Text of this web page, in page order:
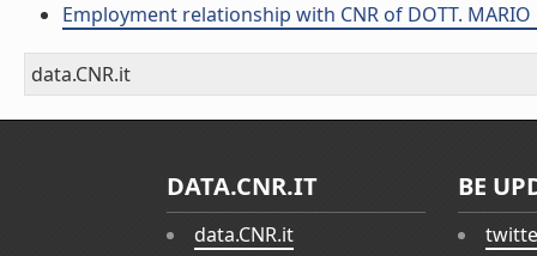
Employment relationship with CNR of DOTT. MARIO
data.CNR.it
DATA.CNR.IT
data.CNR.it
BE